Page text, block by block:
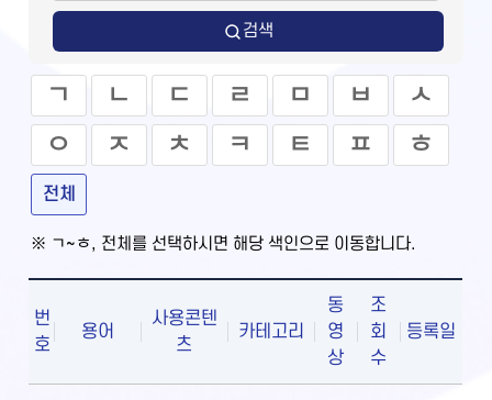
검색
ㄱ ㄴ ㄷ ㄹ ㅁ ㅂ
ㅅ
ㅇ
ㅈ ㅊ ㅋ ㅌ ㅍ ㅎ
전체
※ ㄱ~ㅎ, 전체를 선택하시면 해당 색인으로 이동합니다.
번
호
용어
사용콘텐
츠
카테고리
동
영
상
조
회
수
등록일